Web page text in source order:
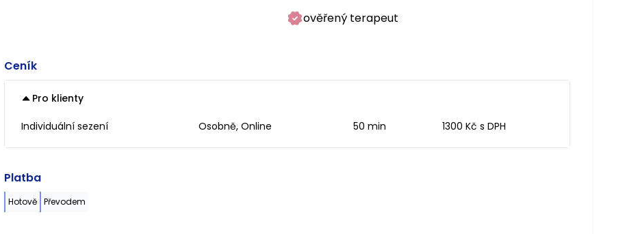
ověřený terapeut
Ceník
Pro klienty
Individuální sezení Osobně, Online 50 min 1300 Kč s DPH
Platba
Hotově Převodem